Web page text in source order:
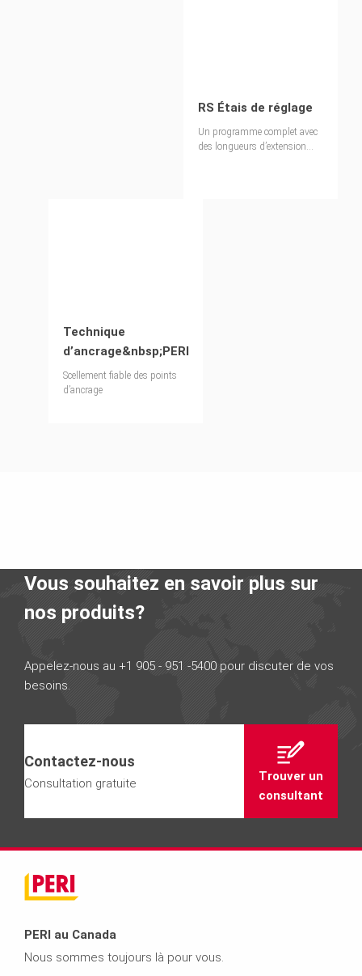
RS Étais de réglage
Un programme complet avec
des longueurs d’extension
Technique
d’ancrage&nbsp;PERI
Scellement fiable des points
d’ancrage
Vous souhaitez en savoir plus sur
nos produits?
Appelez-nous au +1 905 - 951 -5400 pour discuter de vos
besoins.
Contactez-nous
Consultation gratuite
Trouver un
consultant
PERI au Canada
Nous sommes toujours là pour vous.